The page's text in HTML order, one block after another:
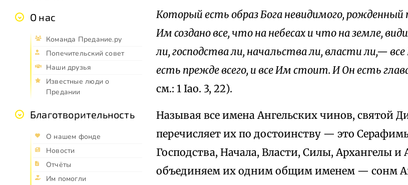
О нас
Команда Предание.ру
Попечительский совет
Наши друзья
Известные люди о
Предании
Благотворительность
О нашем фонде
Новости
Отчёты
Им помогли
Который есть образ Бога невидимого, рожденный
Им создано все, что на небесах и что на земле,
ли, господства ли, начальства ли, власти ли,— все
есть прежде всего, и все Им стоит. И Он есть
см.: 1 Iao. 3, 22).
Называя все имена Ангельских чинов, святой
перечисляет их по достоинству — это
Господства, Начала, Власти, Силы, Архангелы и
объединяем их одним общим именем — сонм